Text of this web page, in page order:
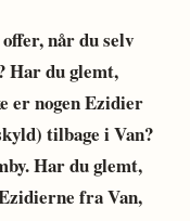
når du selv
du glemt,
er nogen Ezidier
tilbage i Van?
Har du glemt,
fra Van,